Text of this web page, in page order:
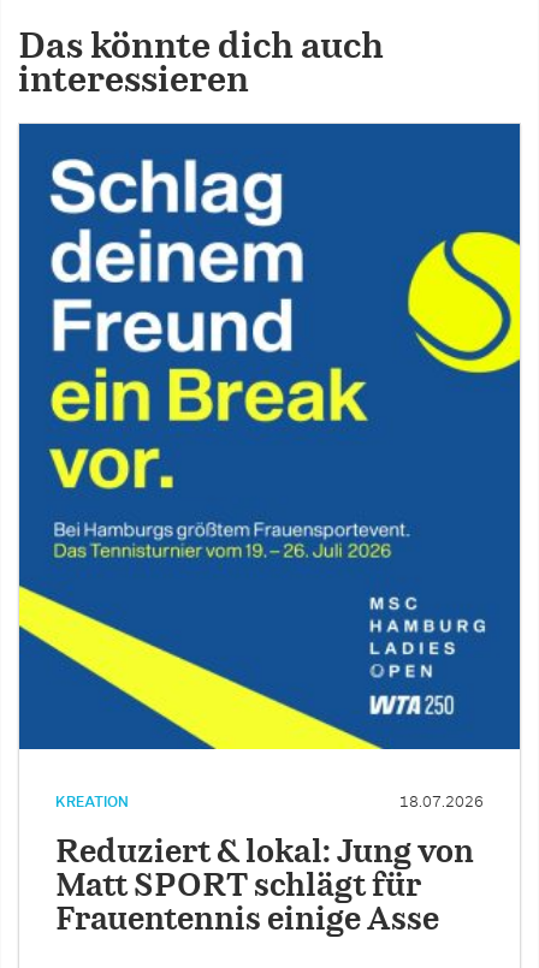
Das könnte dich auch
interessieren
KREATION 18.07.2026
Reduziert & lokal: Jung von
Matt SPORT schlägt für
Frauentennis einige Asse